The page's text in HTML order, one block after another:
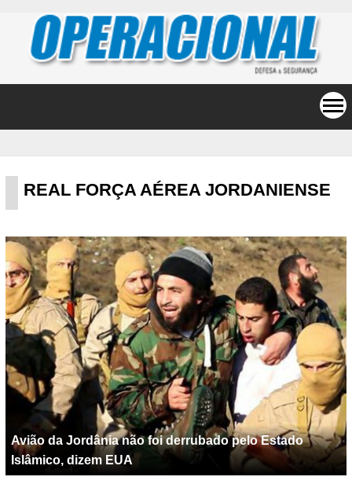
REAL FORÇA AÉREA JORDANIENSE
Avião da Jordânia não foi derrubado pelo Estado
Islâmico, dizem EUA